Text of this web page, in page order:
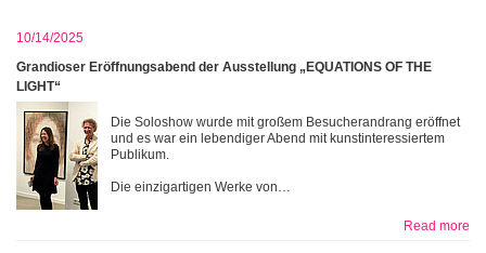
10/14/2025
Grandioser Eröffnungsabend der Ausstellung „EQUATIONS OF THE
LIGHT“
Die Soloshow wurde mit großem Besucherandrang eröffnet
und es war ein lebendiger Abend mit kunstinteressiertem
Publikum.
Die einzigartigen Werke von…
Read more